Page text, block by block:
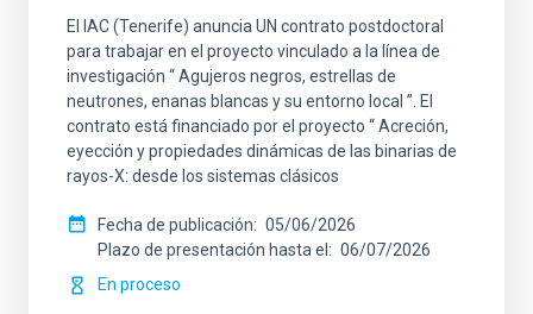
El IAC (Tenerife) anuncia UN contrato postdoctoral
para trabajar en el proyecto vinculado a la línea de
investigación “ Agujeros negros, estrellas de
neutrones, enanas blancas y su entorno local ”. El
contrato está financiado por el proyecto “ Acreción,
eyección y propiedades dinámicas de las binarias de
rayos-X: desde los sistemas clásicos
Fecha de publicación
05/06/2026
Plazo de presentación hasta el
06/07/2026
En proceso